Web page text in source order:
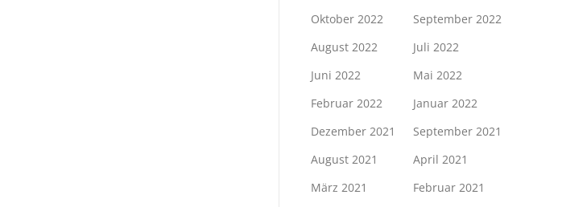
Oktober 2022
September 2022
August 2022
Juli 2022
Juni 2022
Mai 2022
Februar 2022
Januar 2022
Dezember 2021
September 2021
August 2021
April 2021
März 2021
Februar 2021